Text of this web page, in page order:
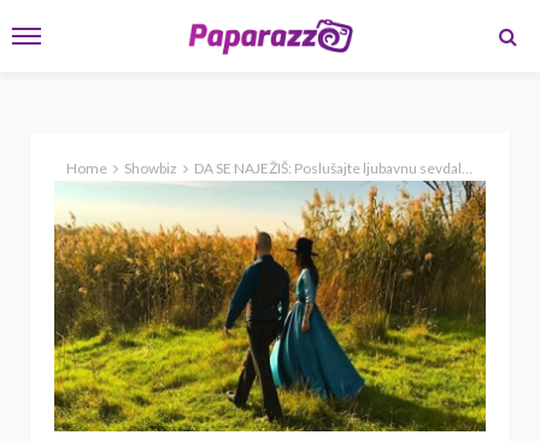
Home Showbiz DA SE NAJEŽIŠ: Poslušajte ljubavnu sevdalinku Bože Vreće i Vasila Hadžimanova!